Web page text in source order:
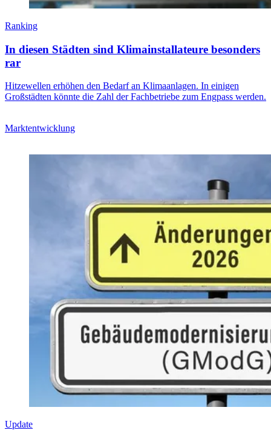
Ranking
In diesen Städten sind Klimainstallateure besonders
rar
Hitzewellen erhöhen den Bedarf an Klimaanlagen. In einigen
Großstädten könnte die Zahl der Fachbetriebe zum Engpass werden.
Marktentwicklung
Update